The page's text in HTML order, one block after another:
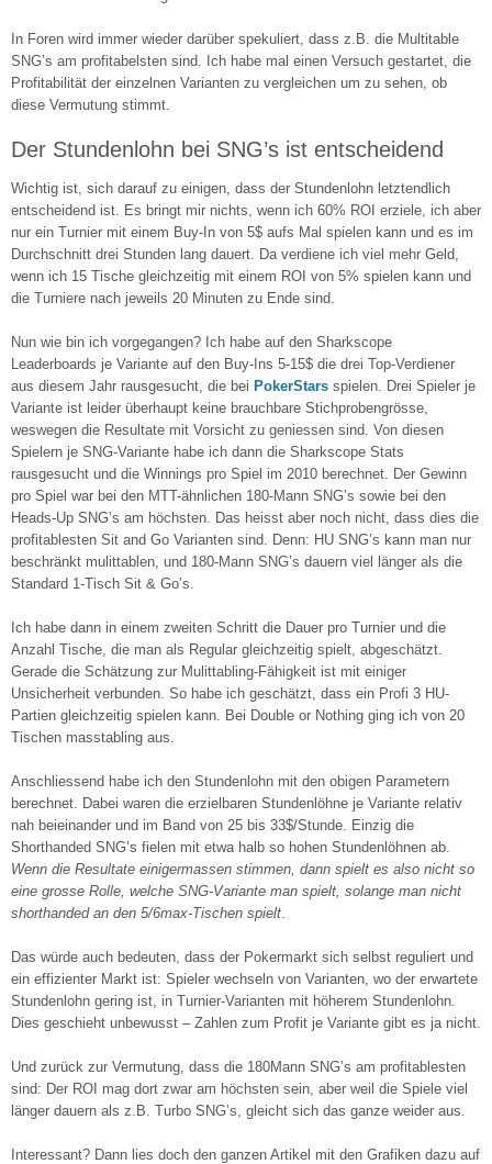
In Foren wird immer wieder darüber spekuliert, dass z.B. die Multitable
SNG’s am profitabelsten sind. Ich habe mal einen Versuch gestartet, die
Profitabilität der einzelnen Varianten zu vergleichen um zu sehen, ob
diese Vermutung stimmt.
Der Stundenlohn bei SNG’s ist entscheidend
Wichtig ist, sich darauf zu einigen, dass der Stundenlohn letztendlich
entscheidend ist. Es bringt mir nichts, wenn ich 60% ROI erziele, ich aber
nur ein Turnier mit einem Buy-In von 5$ aufs Mal spielen kann und es im
Durchschnitt drei Stunden lang dauert. Da verdiene ich viel mehr Geld,
wenn ich 15 Tische gleichzeitig mit einem ROI von 5% spielen kann und
die Turniere nach jeweils 20 Minuten zu Ende sind.
Nun wie bin ich vorgegangen? Ich habe auf den Sharkscope
Leaderboards je Variante auf den Buy-Ins 5-15$ die drei Top-Verdiener
aus diesem Jahr rausgesucht, die bei PokerStars spielen. Drei Spieler je
Variante ist leider überhaupt keine brauchbare Stichprobengrösse,
weswegen die Resultate mit Vorsicht zu geniessen sind. Von diesen
Spielern je SNG-Variante habe ich dann die Sharkscope Stats
rausgesucht und die Winnings pro Spiel im 2010 berechnet. Der Gewinn
pro Spiel war bei den MTT-ähnlichen 180-Mann SNG’s sowie bei den
Heads-Up SNG’s am höchsten. Das heisst aber noch nicht, dass dies die
profitablesten Sit and Go Varianten sind. Denn: HU SNG’s kann man nur
beschränkt mulittablen, und 180-Mann SNG’s dauern viel länger als die
Standard 1-Tisch Sit & Go’s.
Ich habe dann in einem zweiten Schritt die Dauer pro Turnier und die
Anzahl Tische, die man als Regular gleichzeitig spielt, abgeschätzt.
Gerade die Schätzung zur Mulittabling-Fähigkeit ist mit einiger
Unsicherheit verbunden. So habe ich geschätzt, dass ein Profi 3 HU-
Partien gleichzeitig spielen kann. Bei Double or Nothing ging ich von 20
Tischen masstabling aus.
Anschliessend habe ich den Stundenlohn mit den obigen Parametern
berechnet. Dabei waren die erzielbaren Stundenlöhne je Variante relativ
nah beieinander und im Band von 25 bis 33$/Stunde. Einzig die
Shorthanded SNG’s fielen mit etwa halb so hohen Stundenlöhnen ab.
Wenn die Resultate einigermassen stimmen, dann spielt es also nicht so
eine grosse Rolle, welche SNG-Variante man spielt, solange man nicht
shorthanded an den 5/6max-Tischen spielt.
Das würde auch bedeuten, dass der Pokermarkt sich selbst reguliert und
ein effizienter Markt ist: Spieler wechseln von Varianten, wo der erwartete
Stundenlohn gering ist, in Turnier-Varianten mit höherem Stundenlohn.
Dies geschieht unbewusst – Zahlen zum Profit je Variante gibt es ja nicht.
Und zurück zur Vermutung, dass die 180Mann SNG’s am profitablesten
sind: Der ROI mag dort zwar am höchsten sein, aber weil die Spiele viel
länger dauern als z.B. Turbo SNG’s, gleicht sich das ganze weider aus.
Interessant? Dann lies doch den ganzen Artikel mit den Grafiken dazu auf